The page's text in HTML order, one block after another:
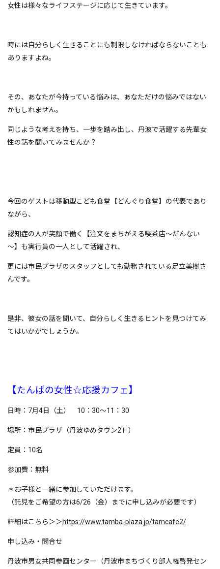
女性は様々なライフステージに応じて生きています。
時には自分らしく生きることにも制限しなければならないことも
ありますよね。
その、あなたが今持っている悩みは、あなただけの悩みではない
かもしれません。
同じような考えを持ち、一歩を踏み出し、丹波で活躍する先輩女
性の話を聞いてみませんか？
今回のゲストは移動型こども食堂【どんぐり食堂】の代表であり
ながら、
認知症の人が笑顔で働く【注文をまちがえる喫茶店～だんない
～】も実行員の一人として活躍され、
更には市民プラザのスタッフとしても勤務されている足立美樹さ
んです。
是非、彼女の話を聞いて、自分らしく生きるヒントを見つけてみ
てはいかがでしょうか。
【たんばの女性☆応援カフェ】
日時：7月4日（土） 10：30～11：30
場所：市民プラザ（丹波ゆめタウン2Ｆ）
定員：10名
参加費：無料
＊お子様と一緒に参加していただけます。
（託児をご希望の方は6/26（金）までに申し込みが必要です）
詳細はこちら＞＞https://www.tamba-plaza.jp/tamcafe2/
申し込み・問合せ
丹波市男女共同参画センター（丹波市まちづくり部人権啓発セン